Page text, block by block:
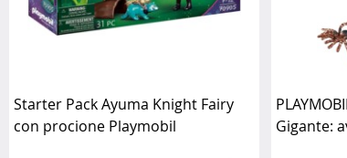
Starter Pack Ayuma Knight Fairy
con procione Playmobil
Gigante: